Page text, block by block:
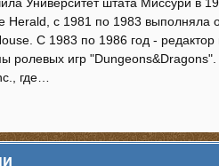
Университет штата Миссури в
Herald, с 1981 по 1983 выполняла
С 1983 по 1986 год - редактор
ролевых игр
где…